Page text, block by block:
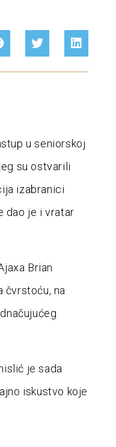
u seniorskoj
su ostvarili
izabranici
dao je i vratar
Brian
čvrstoću, na
je sada
iskustvo koje